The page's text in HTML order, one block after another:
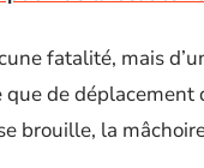
fatalité, mais
de
brouille, la